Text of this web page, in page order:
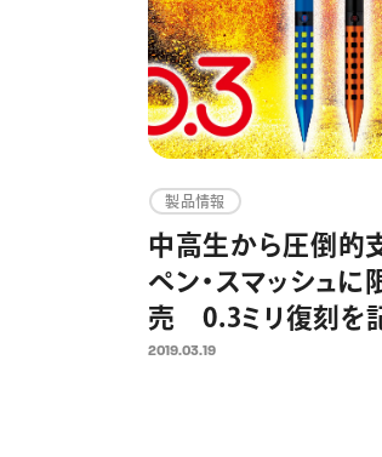
製品情報
中高生から圧倒的
ペン・スマッシュ
売 0.3ミリ復刻を
国で同時に
2019.03.19